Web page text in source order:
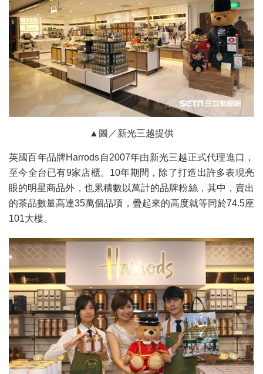
▲圖／新光三越提供
英國百年品牌Harrods自2007年由新光三越正式代理進口，
至今全台已有9家店櫃。10年期間，除了打造出許多表現亮
眼的明星商品外，也累積數以萬計的品牌粉絲，其中，賣出
的茶品數量高達35萬個品項，疊起來的高度就等同於74.5座
101大樓。